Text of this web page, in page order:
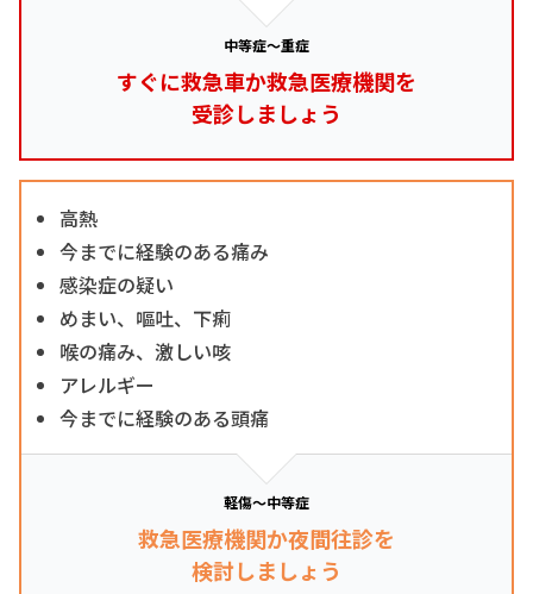
中等症～重症
すぐに救急車か救急医療機関を
受診しましょう
高熱
今までに経験のある痛み
感染症の疑い
めまい、嘔吐、下痢
喉の痛み、激しい咳
アレルギー
今までに経験のある頭痛
軽傷～中等症
救急医療機関か夜間往診を
検討しましょう